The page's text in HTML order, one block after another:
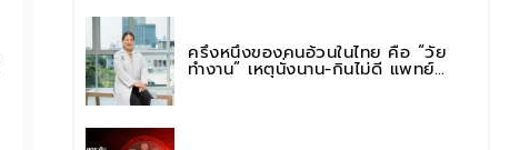
ครึ่งหนึ่งของคนอ้วนในไทย คือ “วัย
ทำงาน” เหตุนั่งนาน-กินไม่ดี แพทย์
รพ.วิมุต พหลโยธิน เตือน “อย่าดูแค่เลข